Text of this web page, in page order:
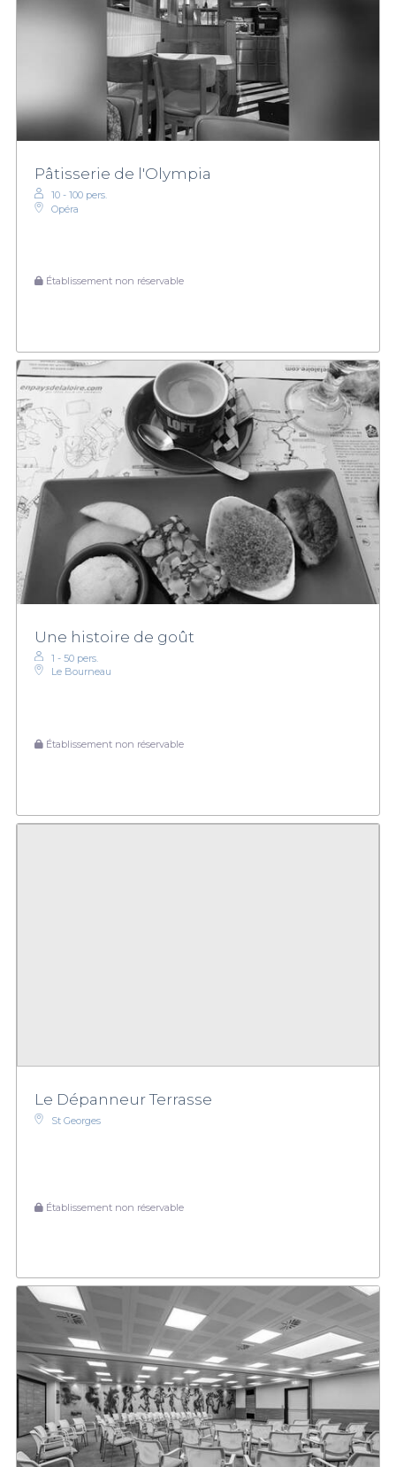
Pâtisserie de l'Olympia
10 - 100 pers.
Opéra
Établissement non réservable
Une histoire de goût
1 - 50 pers.
Le Bourneau
Établissement non réservable
Le Dépanneur Terrasse
St Georges
Établissement non réservable